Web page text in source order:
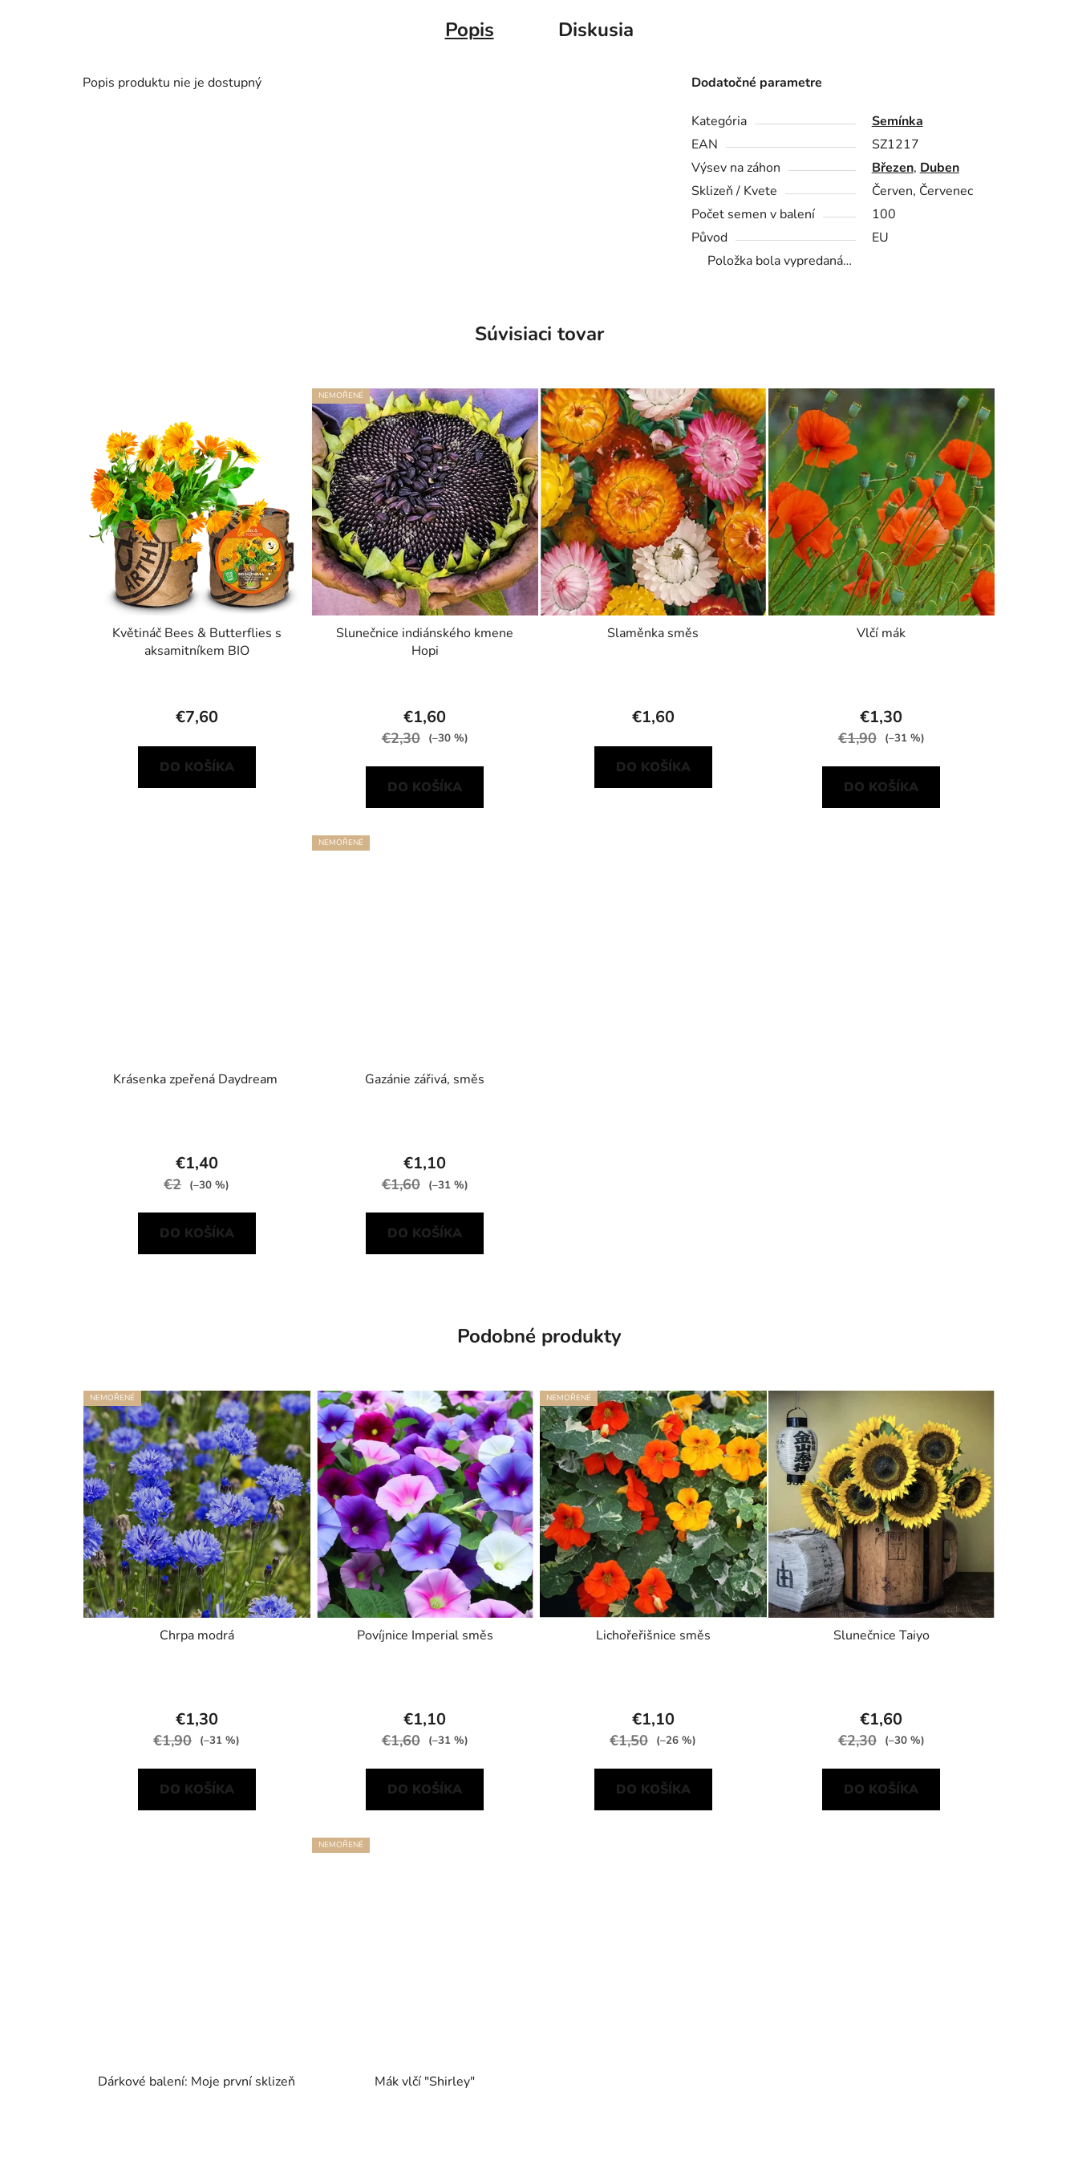
Popis Diskusia
Popis produktu nie je dostupný Dodatočné parametre
Kategória
Semínka
EAN
SZ1217
Výsev na záhon
Březen, Duben
Sklizeň / Kvete
Červen, Červenec
Počet semen v balení
100
Původ
EU
Položka bola vypredaná…
Súvisiaci tovar
Květináč Bees & Butterflies s
aksamitníkem BIO
€7,60
DO KOŠÍKA
NEMOŘENÉ
Slunečnice indiánského kmene
Hopi
€1,60
€2,30 (–30 %)
DO KOŠÍKA
Slaměnka směs
€1,60
DO KOŠÍKA
Vlčí mák
€1,30
€1,90 (–31 %)
DO KOŠÍKA
Krásenka zpeřená Daydream
€1,40
€2 (–30 %)
DO KOŠÍKA
NEMOŘENÉ
Gazánie zářivá, směs
€1,10
€1,60 (–31 %)
DO KOŠÍKA
Podobné produkty
NEMOŘENÉ
Chrpa modrá
€1,30
€1,90 (–31 %)
DO KOŠÍKA
Povíjnice Imperial směs
€1,10
€1,60 (–31 %)
DO KOŠÍKA
NEMOŘENÉ
Lichořeřišnice směs
€1,10
€1,50 (–26 %)
DO KOŠÍKA
Slunečnice Taiyo
€1,60
€2,30 (–30 %)
DO KOŠÍKA
Dárkové balení: Moje první sklizeň
NEMOŘENÉ
Mák vlčí "Shirley"